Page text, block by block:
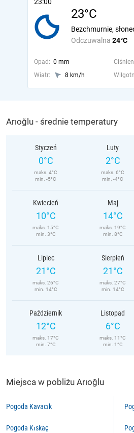
23°C
Odczuwalna 24°C
Bezchmurnie,
Opad: 0 mm
Wiatr:
8 km/h
Arıoğlu - średnie temperatury
Styczeń
0°C
maks. 4°C
min. -5°C
Luty
2°C
maks. 6°C
min. -4°C
Kwiecień
10°C
maks. 15°C
min. 3°C
Maj
14°C
maks. 19°C
min. 8°C
Lipiec
21°C
maks. 26°C
min. 14°C
Sierpień
21°C
maks. 27°C
min. 14°C
Październik
12°C
maks. 17°C
min. 7°C
Listopad
6°C
maks. 11°C
min. 1°C
Miejsca w pobliżu Arıoğlu
Pogoda Kavacık
Pogoda Kıskaç